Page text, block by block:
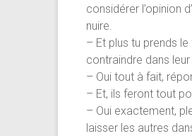
considérer l’opinion
nuire.
– Et plus tu prends
contraindre dans leur
– Oui tout à fait,
– Et, ils feront tout
– Oui exactement,
laisser les autres